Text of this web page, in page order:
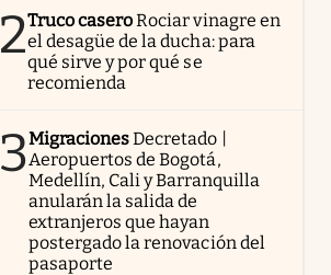
2Truco caseroRociar vinagre en
el desagüe de la ducha: para
qué sirve y por qué se
recomienda
3MigracionesDecretado |
Aeropuertos de Bogotá,
Medellín, Cali y Barranquilla
anularán la salida de
extranjeros que hayan
postergado la renovación del
pasaporte